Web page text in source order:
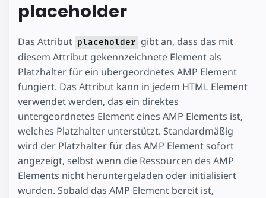
placeholder
Das Attribut placeholder gibt an, dass das mit
diesem Attribut gekennzeichnete Element als
Platzhalter für ein übergeordnetes AMP Element
fungiert. Das Attribut kann in jedem HTML Element
verwendet werden, das ein direktes
untergeordnetes Element eines AMP Elements ist,
welches Platzhalter unterstützt. Standardmäßig
wird der Platzhalter für das AMP Element sofort
angezeigt, selbst wenn die Ressourcen des AMP
Elements nicht heruntergeladen oder initialisiert
wurden. Sobald das AMP Element bereit ist,